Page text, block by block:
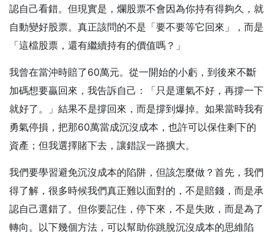
認自己看錯。但現實是，爛股票不會因為你持有得夠久，就
自動變好股票。真正該問的不是「要不要等它回來」，而是
「這檔股票，還有繼續持有的價值嗎？」
我曾在當沖時賠了60萬元。從一開始的小虧，到後來不斷
加碼想要贏回來，我告訴自己：「只是運氣不好，再撐一下
就好了。」結果不是撐回來，而是撐到爆掉。如果當時我有
勇氣停損，把那60萬當成沉沒成本，也許可以保住剩下的
資產；但我選擇賭下去，讓錯誤一路擴大。
我們要學習避免沉沒成本的陷阱，但該怎麼做？首先，我們
得了解，很多時候我們真正難以面對的，不是賠錢，而是承
認自己選錯了。但你要記住，停下來，不是失敗，而是為了
轉向。以下幾個方法，可以幫助你跳脫沉沒成本的思維陷